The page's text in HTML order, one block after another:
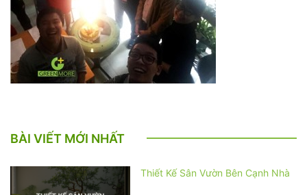
BÀI VIẾT MỚI NHẤT
Thiết Kế Sân Vườn Bên Cạnh Nhà